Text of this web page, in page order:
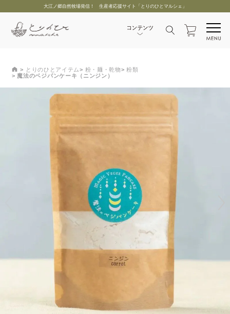
大江ノ郷自然牧場発信！ 生産者応援サイト「とりのひとマルシェ」
とりのひとアイテム 粉・麺・乾物
粉類
魔法のベジパンケーキ（ニンジン）